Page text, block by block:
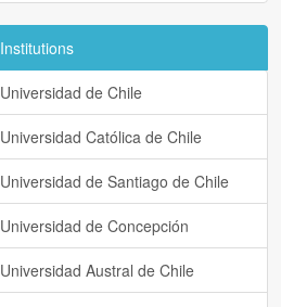
Institutions
Universidad de Chile
Universidad Católica de Chile
Universidad de Santiago de Chile
Universidad de Concepción
Universidad Austral de Chile